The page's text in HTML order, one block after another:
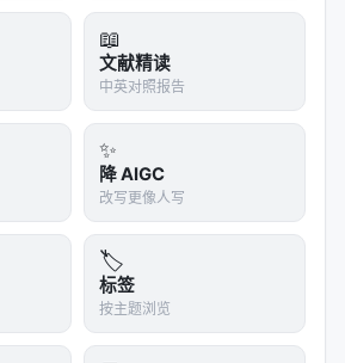
复杂度增加：在简单任务上，
差距不大；在复杂任务（如软件
拉大。这说明进化搜索在复杂配
：相比代码生成方法，配置生成
高，因为配置是声明式的，运行
确。
：增加进化步数（更多候选配置被
持续改进；其他方法很快
算法的本质优势——搜索空间越
📖
文献精读
中英对照报告
✨
降 AIGC
改写更像人写
🏷️
标签
按主题浏览